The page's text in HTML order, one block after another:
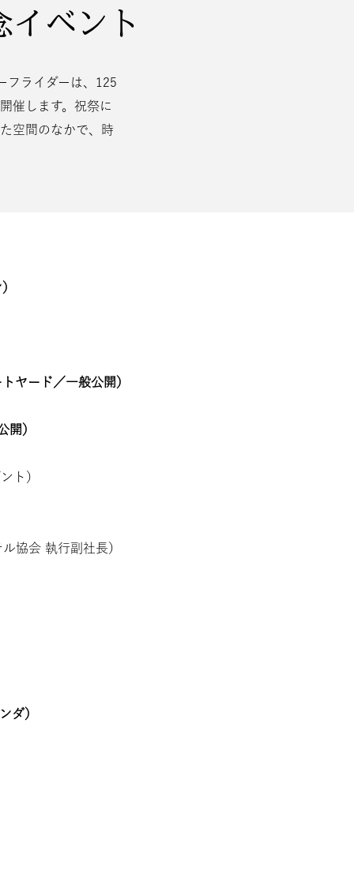
ベント
フライダーは、125
催します。祝祭に
空間のなかで、時
ヤード／一般公開）
開）
ト）
協会 執行副社長）
ダ）